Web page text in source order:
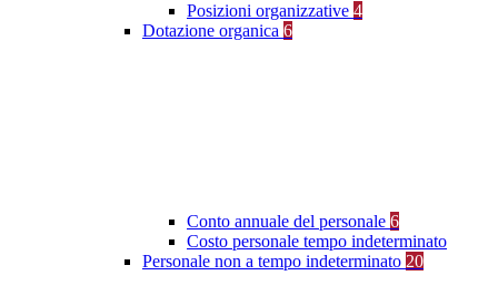
Posizioni organizzative 4
Dotazione organica 6
Conto annuale del personale 6
Costo personale tempo indeterminato
Personale non a tempo indeterminato 20